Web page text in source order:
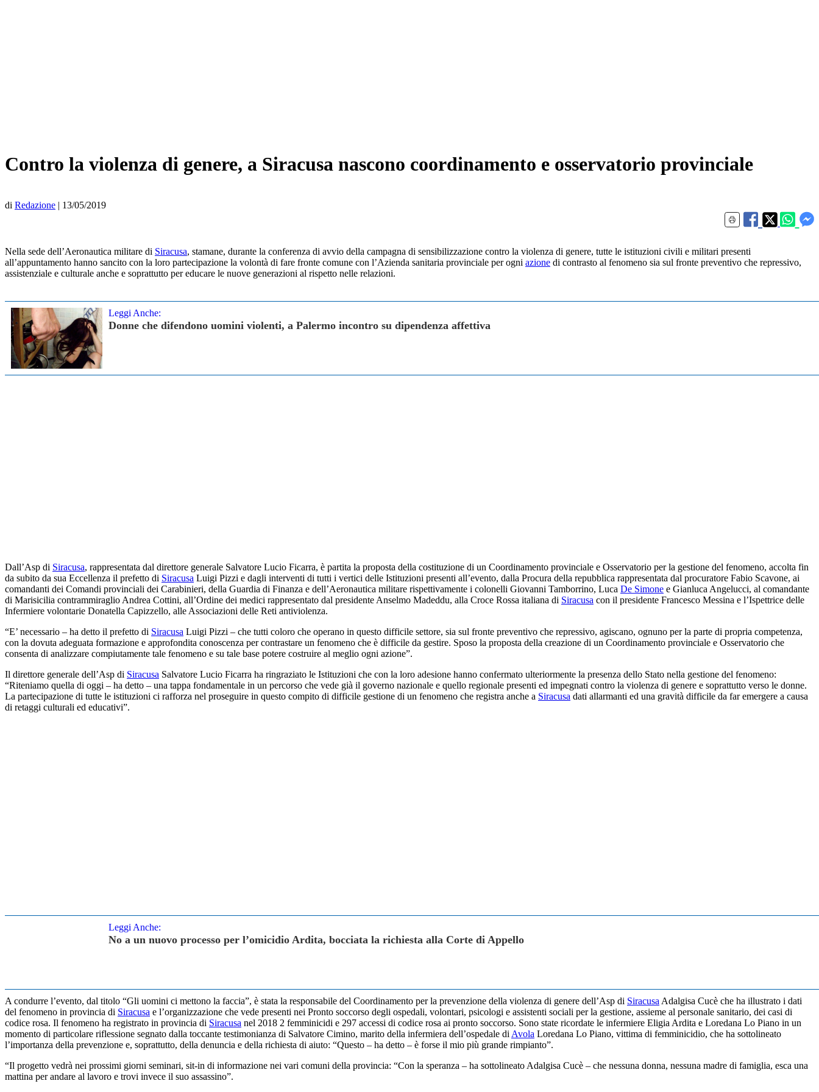
Contro la violenza di genere, a Siracusa nascono coordinamento e osservatorio provinciale
di Redazione | 13/05/2019
Nella sede dell’Aeronautica militare di Siracusa, stamane, durante la conferenza di avvio della campagna di sensibilizzazione contro la violenza di genere, tutte le istituzioni civili e militari presenti
all’appuntamento hanno sancito con la loro partecipazione la volontà di fare fronte comune con l’Azienda sanitaria provinciale per ogni azione di contrasto al fenomeno sia sul fronte preventivo che repressivo,
assistenziale e culturale anche e soprattutto per educare le nuove generazioni al rispetto nelle relazioni.
Leggi Anche:
Donne che difendono uomini violenti, a Palermo incontro su dipendenza affettiva
Dall’Asp di Siracusa, rappresentata dal direttore generale Salvatore Lucio Ficarra, è partita la proposta della costituzione di un Coordinamento provinciale e Osservatorio per la gestione del fenomeno, accolta fin
da subito da sua Eccellenza il prefetto di Siracusa Luigi Pizzi e dagli interventi di tutti i vertici delle Istituzioni presenti all’evento, dalla Procura della repubblica rappresentata dal procuratore Fabio Scavone, ai
comandanti dei Comandi provinciali dei Carabinieri, della Guardia di Finanza e dell’Aeronautica militare rispettivamente i colonelli Giovanni Tamborrino, Luca De Simone e Gianluca Angelucci, al comandante
di Marisicilia contrammiraglio Andrea Cottini, all’Ordine dei medici rappresentato dal presidente Anselmo Madeddu, alla Croce Rossa italiana di Siracusa con il presidente Francesco Messina e l’Ispettrice delle
Infermiere volontarie Donatella Capizzello, alle Associazioni delle Reti antiviolenza.
“E’ necessario – ha detto il prefetto di Siracusa Luigi Pizzi – che tutti coloro che operano in questo difficile settore, sia sul fronte preventivo che repressivo, agiscano, ognuno per la parte di propria competenza,
con la dovuta adeguata formazione e approfondita conoscenza per contrastare un fenomeno che è difficile da gestire. Sposo la proposta della creazione di un Coordinamento provinciale e Osservatorio che
consenta di analizzare compiutamente tale fenomeno e su tale base potere costruire al meglio ogni azione”.
Il direttore generale dell’Asp di Siracusa Salvatore Lucio Ficarra ha ringraziato le Istituzioni che con la loro adesione hanno confermato ulteriormente la presenza dello Stato nella gestione del fenomeno:
“Riteniamo quella di oggi – ha detto – una tappa fondamentale in un percorso che vede già il governo nazionale e quello regionale presenti ed impegnati contro la violenza di genere e soprattutto verso le donne.
La partecipazione di tutte le istituzioni ci rafforza nel proseguire in questo compito di difficile gestione di un fenomeno che registra anche a Siracusa dati allarmanti ed una gravità difficile da far emergere a causa
di retaggi culturali ed educativi”.
Leggi Anche:
No a un nuovo processo per l’omicidio Ardita, bocciata la richiesta alla Corte di Appello
A condurre l’evento, dal titolo “Gli uomini ci mettono la faccia”, è stata la responsabile del Coordinamento per la prevenzione della violenza di genere dell’Asp di Siracusa Adalgisa Cucè che ha illustrato i dati
del fenomeno in provincia di Siracusa e l’organizzazione che vede presenti nei Pronto soccorso degli ospedali, volontari, psicologi e assistenti sociali per la gestione, assieme al personale sanitario, dei casi di
codice rosa. Il fenomeno ha registrato in provincia di Siracusa nel 2018 2 femminicidi e 297 accessi di codice rosa ai pronto soccorso. Sono state ricordate le infermiere Eligia Ardita e Loredana Lo Piano in un
momento di particolare riflessione segnato dalla toccante testimonianza di Salvatore Cimino, marito della infermiera dell’ospedale di Avola Loredana Lo Piano, vittima di femminicidio, che ha sottolineato
l’importanza della prevenzione e, soprattutto, della denuncia e della richiesta di aiuto: “Questo – ha detto – è forse il mio più grande rimpianto”.
“Il progetto vedrà nei prossimi giorni seminari, sit-in di informazione nei vari comuni della provincia: “Con la speranza – ha sottolineato Adalgisa Cucè – che nessuna donna, nessuna madre di famiglia, esca una
mattina per andare al lavoro e trovi invece il suo assassino”.